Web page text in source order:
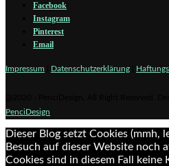
Facebook
Instagram
Pinterest
Email
Impressum Datenschutzerklärung
PenciDesign
Dieser Blog setzt Cookies (mmh,
Besuch auf dieser Website noch
Cookies sind in diesem Fall keine